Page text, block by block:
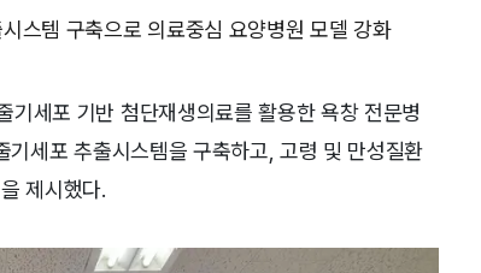
스템 구축으로 의료중심 요양병원 모델 강화
세포 기반 첨단재생의료를 활용한 욕창 전문병
세포 추출시스템을 구축하고, 고령 및 만성질환
제시했다.